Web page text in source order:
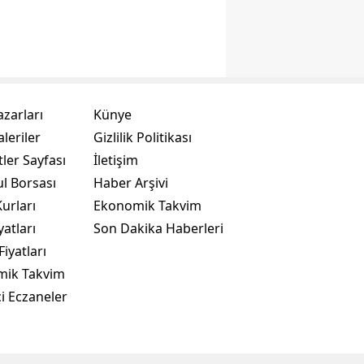
Sayfası
Borsası
Takvim
Eczaneler
Künye
Gizlilik Politikası
İletişim
Haber Arşivi
Ekonomik Takvim
Son Dakika Haberleri